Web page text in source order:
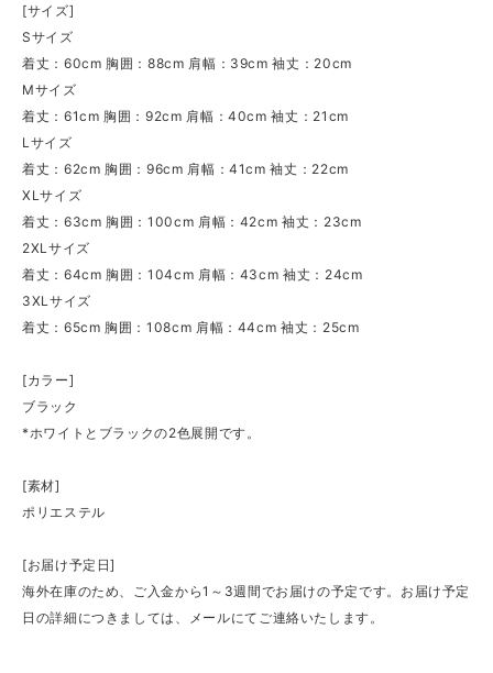
[サイズ]
Sサイズ
着丈：60cm 胸囲：88cm 肩幅：39cm 袖丈：20cm
Mサイズ
着丈：61cm 胸囲：92cm 肩幅：40cm 袖丈：21cm
Lサイズ
着丈：62cm 胸囲：96cm 肩幅：41cm 袖丈：22cm
XLサイズ
着丈：63cm 胸囲：100cm 肩幅：42cm 袖丈：23cm
2XLサイズ
着丈：64cm 胸囲：104cm 肩幅：43cm 袖丈：24cm
3XLサイズ
着丈：65cm 胸囲：108cm 肩幅：44cm 袖丈：25cm
[カラー]
ブラック
*ホワイトとブラックの2色展開です。
[素材]
ポリエステル
[お届け予定日]
海外在庫のため、ご入金から1～3週間でお届けの予定です。お届け予定
日の詳細につきましては、メールにてご連絡いたします。